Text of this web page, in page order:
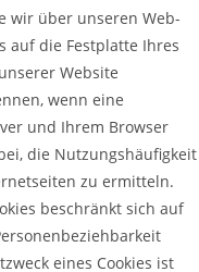
wir über unseren Web-
auf die Festplatte Ihres
Website
wenn eine
und Ihrem Browser
die Nutzungshäufigkeit
zu ermitteln.
beschränkt sich auf
eines Cookies ist